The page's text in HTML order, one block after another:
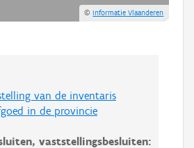
©Informatie Vlaanderen
van de inventaris
in de provincie
vaststellingsbesluiten: